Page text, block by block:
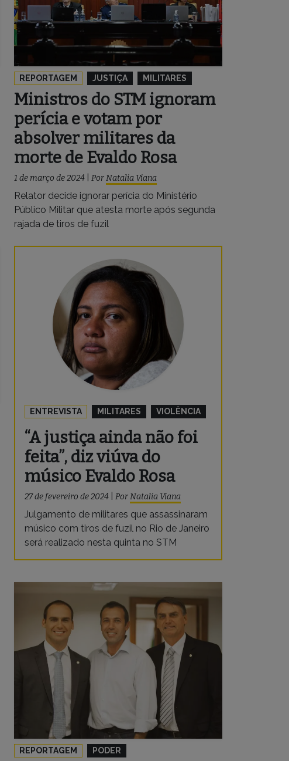
REPORTAGEM JUSTIÇA MILITARES
Ministros do STM ignoram
perícia e votam por
absolver militares da
morte de Evaldo Rosa
1 de março de 2024 PorNatalia Viana
Relator decide ignorar perícia do Ministério
Público Militar que atesta morte após segunda
rajada de tiros de fuzil
ENTREVISTA MILITARES VIOLÊNCIA
“A justiça ainda não foi
feita”, diz viúva do
músico Evaldo Rosa
27 de fevereiro de 2024 PorNatalia Viana
Julgamento de militares que assassinaram
músico com tiros de fuzil no Rio de Janeiro
será realizado nesta quinta no STM
REPORTAGEM PODER